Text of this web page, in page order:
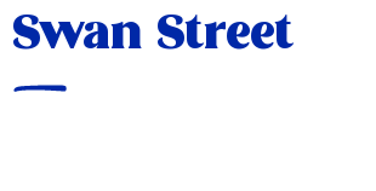
Swan Street